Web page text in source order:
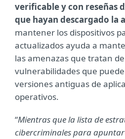
verificable y con reseñas
que hayan descargado la
mantener los dispositivos
actualizados ayuda a
las amenazas que tratan
vulnerabilidades que
versiones antiguas de
operativos.
“Mientras que la lista de
cibercriminales para